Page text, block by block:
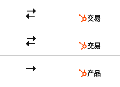
交易
交易
产品